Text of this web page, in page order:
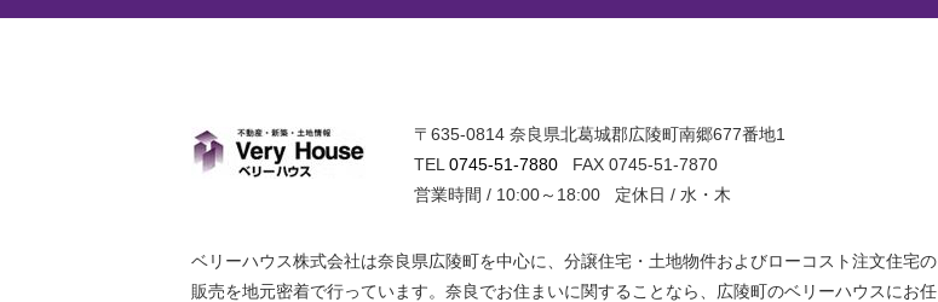
ベリーハウス
〒635-0814 奈良県北葛城郡広陵町南郷677番地1
TEL 0745-51-7880 FAX 0745-51-7870
営業時間 / 10:00～18:00 定休日 / 水・木
ベリーハウス株式会社は奈良県広陵町を中心に、分譲住宅・土地物件およびローコスト注文住宅の
販売を地元密着で行っています。奈良でお住まいに関することなら、広陵町のベリーハウスにお任